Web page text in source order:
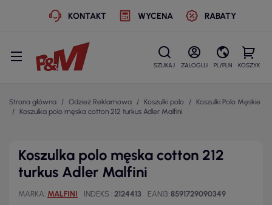
KONTAKT WYCENA RABATY
SZUKAJ ZALOGUJ PL/PLN KOSZYK
Strona główna Odzież Reklamowa Koszulki polo
Koszulki Polo Męskie
Koszulka polo męska cotton 212 turkus Adler Malfini
Koszulka polo męska cotton 212
turkus Adler Malfini
MARKA MALFINI INDEKS 2124413 EAN13 8591729090349